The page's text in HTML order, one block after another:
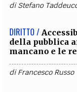
diStefano
DIRITTO /
della pubblica
mancano e le
diFrancesco Russo